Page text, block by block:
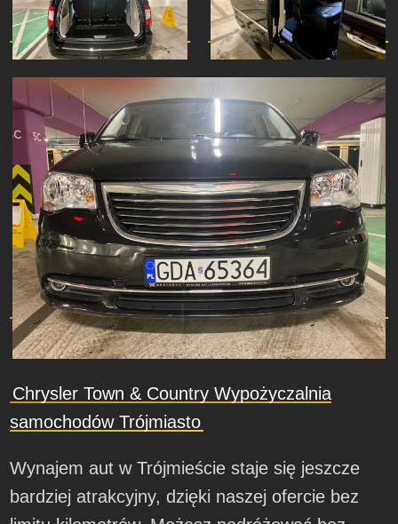
Chrysler Town & Country Wypożyczalnia
samochodów Trójmiasto
Wynajem aut w Trójmieście staje się jeszcze
bardziej atrakcyjny, dzięki naszej ofercie bez